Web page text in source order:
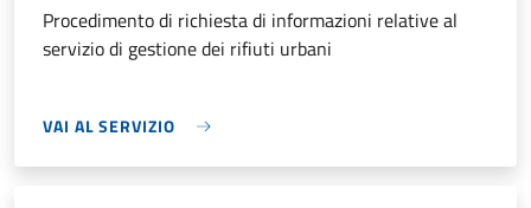
Procedimento di richiesta di informazioni relative al
servizio di gestione dei rifiuti urbani
VAI AL SERVIZIO